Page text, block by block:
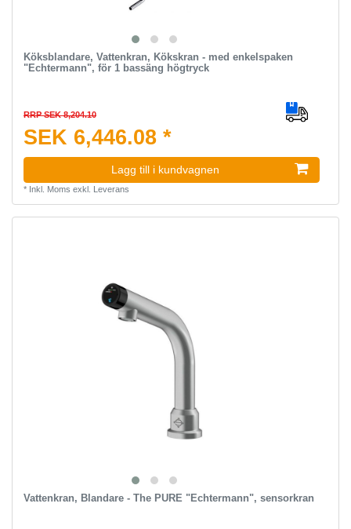
Köksblandare, Vattenkran, Kökskran - med enkelspaken
"Echtermann", för 1 bassäng högtryck
RRP SEK 8,204.10
SEK 6,446.08 *
Lagg till i kundvagnen
* Inkl. Moms exkl. Leverans
Vattenkran, Blandare - The PURE "Echtermann", sensorkran